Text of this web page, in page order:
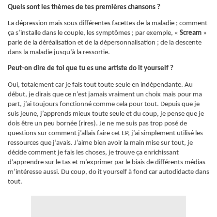
Quels sont les thèmes de tes premières chansons ?
La dépression mais sous différentes facettes de la maladie ; comment
ça s’installe dans le couple, les symptômes ; par exemple, « Scream »
parle de la déréalisation et de la dépersonnalisation ; de la descente
dans la maladie jusqu’à la ressortie.
Peut-on dire de toi que tu es une artiste do it yourself ?
Oui, totalement car je fais tout toute seule en indépendante. Au
début, je dirais que ce n’est jamais vraiment un choix mais pour ma
part, j’ai toujours fonctionné comme cela pour tout. Depuis que je
suis jeune, j’apprends mieux toute seule et du coup, je pense que je
dois être un peu bornée (rires). Je ne me suis pas trop posé de
questions sur comment j’allais faire cet EP, j’ai simplement utilisé les
ressources que j’avais. J’aime bien avoir la main mise sur tout, je
décide comment je fais les choses, je trouve ça enrichissant
d’apprendre sur le tas et m’exprimer par le biais de différents médias
m’intéresse aussi. Du coup, do it yourself à fond car autodidacte dans
tout.